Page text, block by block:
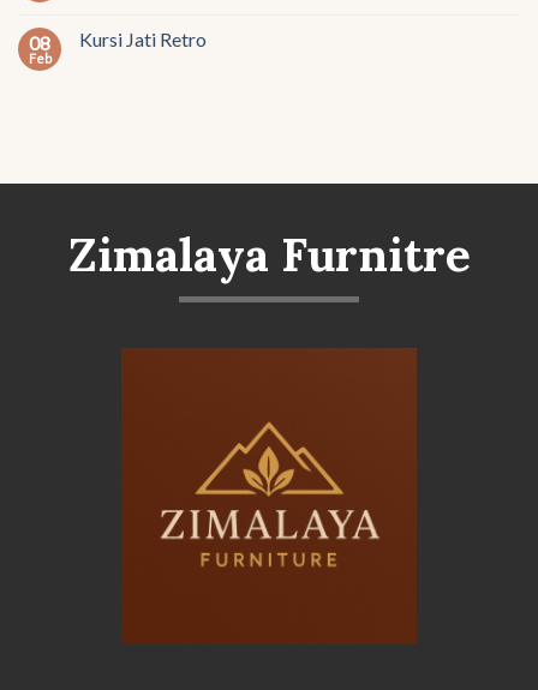
08
Feb
Kursi Jati Retro
Zimalaya Furnitre